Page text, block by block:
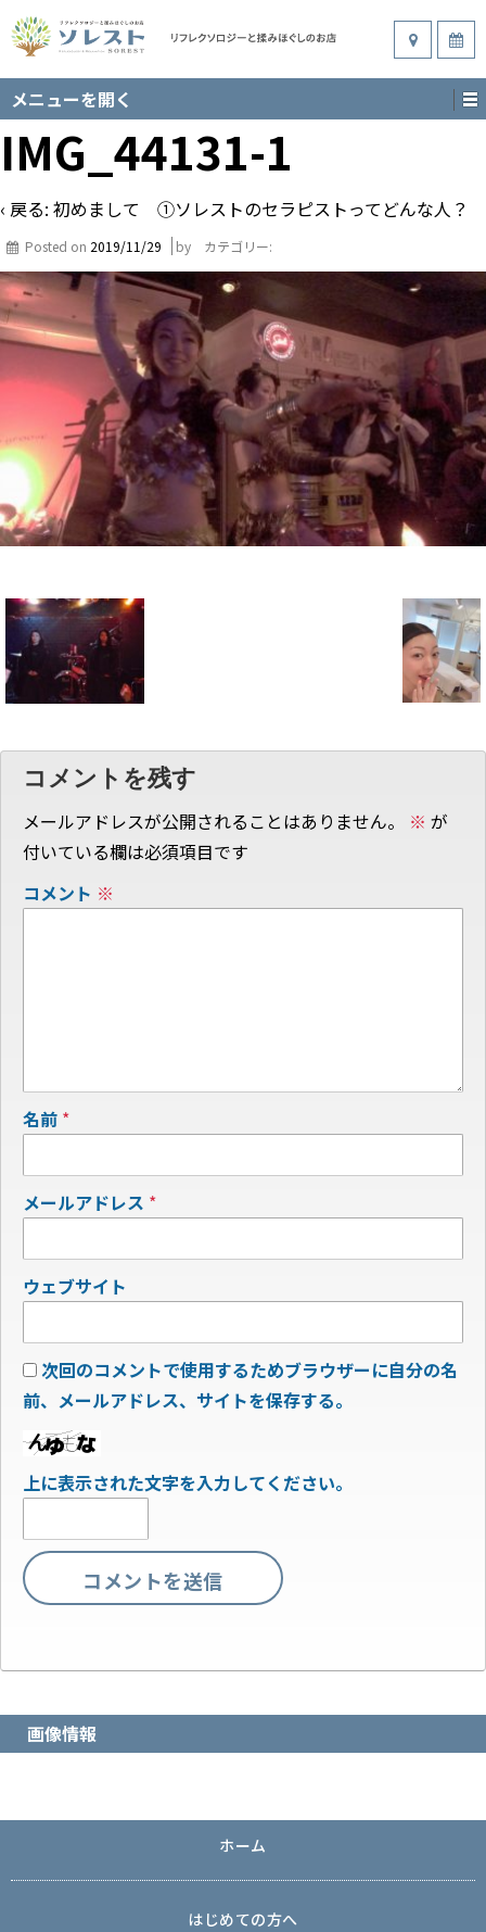
メニューを開く
IMG_44131-1
‹ 戻る: 初めまして ①ソレストのセラピストってどんな人？
Posted on 2019/11/29 by カテゴリー:
コメントを残す
メールアドレスが公開されることはありません。 ※ が
付いている欄は必須項目です
コメント ※
名前 *
メールアドレス *
ウェブサイト
次回のコメントで使用するためブラウザーに自分の名
前、メールアドレス、サイトを保存する。
上に表示された文字を入力してください。
画像情報
ホーム
はじめての方へ